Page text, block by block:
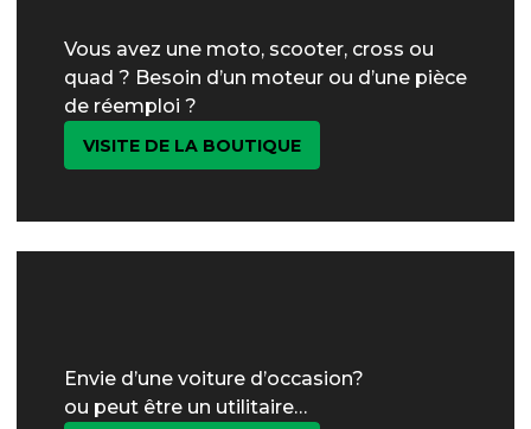
Vous avez une moto, scooter, cross ou
quad ? Besoin d’un moteur ou d’une pièce
de réemploi ?
VISITE DE LA BOUTIQUE
Envie d’une voiture d’occasion?
ou peut être un utilitaire…